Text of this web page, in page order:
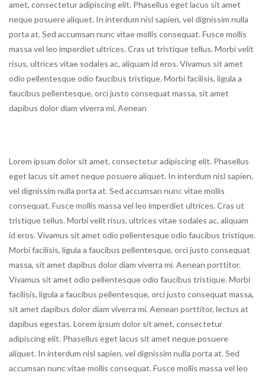
amet, consectetur adipiscing elit. Phasellus eget lacus sit amet
neque posuere aliquet. In interdum nisl sapien, vel dignissim nulla
porta at. Sed accumsan nunc vitae mollis consequat. Fusce mollis
massa vel leo imperdiet ultrices. Cras ut tristique tellus. Morbi velit
risus, ultrices vitae sodales ac, aliquam id eros. Vivamus sit amet
odio pellentesque odio faucibus tristique. Morbi facilisis, ligula a
faucibus pellentesque, orci justo consequat massa, sit amet
dapibus dolor diam viverra mi. Aenean
Lorem ipsum dolor sit amet, consectetur adipiscing elit. Phasellus
eget lacus sit amet neque posuere aliquet. In interdum nisl sapien,
vel dignissim nulla porta at. Sed accumsan nunc vitae mollis
consequat. Fusce mollis massa vel leo imperdiet ultrices. Cras ut
tristique tellus. Morbi velit risus, ultrices vitae sodales ac, aliquam
id eros. Vivamus sit amet odio pellentesque odio faucibus tristique.
Morbi facilisis, ligula a faucibus pellentesque, orci justo consequat
massa, sit amet dapibus dolor diam viverra mi. Aenean porttitor.
Vivamus sit amet odio pellentesque odio faucibus tristique. Morbi
facilisis, ligula a faucibus pellentesque, orci justo consequat massa,
sit amet dapibus dolor diam viverra mi. Aenean porttitor, lectus at
dapibus egestas. Lorem ipsum dolor sit amet, consectetur
adipiscing elit. Phasellus eget lacus sit amet neque posuere
aliquet. In interdum nisl sapien, vel dignissim nulla porta at. Sed
accumsan nunc vitae mollis consequat. Fusce mollis massa vel leo